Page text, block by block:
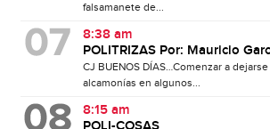
falsamanete de...
8:38 am
POLITRIZAS Por: Mauricio
CJ BUENOS DÍAS…Comenzar a
alcamonías en algunos...
8:15 am